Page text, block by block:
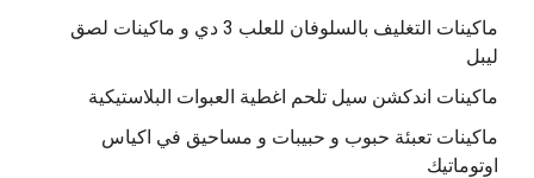
ماكينات التغليف بالسلوفان للعلب 3 دي و ماكينات لصق
ليبل
ماكينات اندكشن سيل تلحم اغطية العبوات البلاستيكية
ماكينات تعبئة حبوب و حبيبات و مساحيق في اكياس
اوتوماتيك